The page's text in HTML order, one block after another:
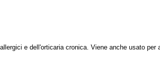
e dell'orticaria cronica. Viene anche usato